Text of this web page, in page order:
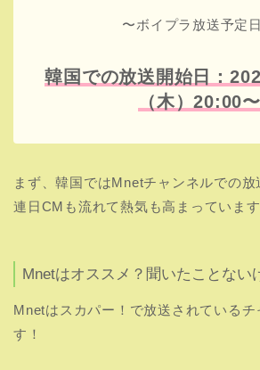
〜ボイプラ放送予定
韓国での放送開始日：
（木）20:00〜
まず、韓国ではMnetチャンネルでの放
連日CMも流れて熱気も高まっています
Mnetはオススメ？聞いたことない
Mnetはスカパー！で放送されている
す！